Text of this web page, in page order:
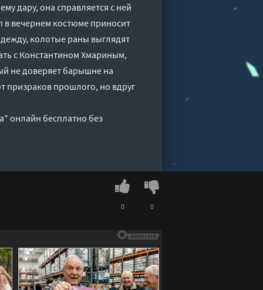
дару, она справляется с ней
вечернем костюме приносит
колотые раны выглядят
с Константином Хмариным,
не доверяет барышне на
призраков прошлого, но вдруг
онлайн бесплатно без
0 0